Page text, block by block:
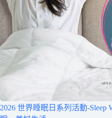
2026 世界睡眠日系列活動-Sleep